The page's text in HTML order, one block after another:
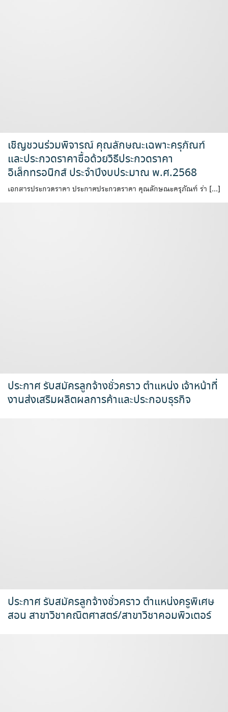
เชิญชวนร่วมพิจารณ์ คุณลักษณะเฉพาะครุภัณฑ์
และประกวดราคาซื้อด้วยวิธีประกวดราคา
อิเล็กทรอนิกส์ ประจำปีงบประมาณ พ.ศ.2568
เอกสารประกวดราคา ประกาศประกวดราคา คุณลักษณะครุภัณฑ์ ร่า […]
ประกาศ รับสมัครลูกจ้างชั่วคราว ตำแหน่ง เจ้าหน้าที่
งานส่งเสริมผลิตผลการค้าและประกอบธุรกิจ
ประกาศ รับสมัครลูกจ้างชั่วคราว ตำแหน่งครูพิเศษ
สอน สาขาวิชาคณิตศาสตร์/สาขาวิชาคอมพิวเตอร์